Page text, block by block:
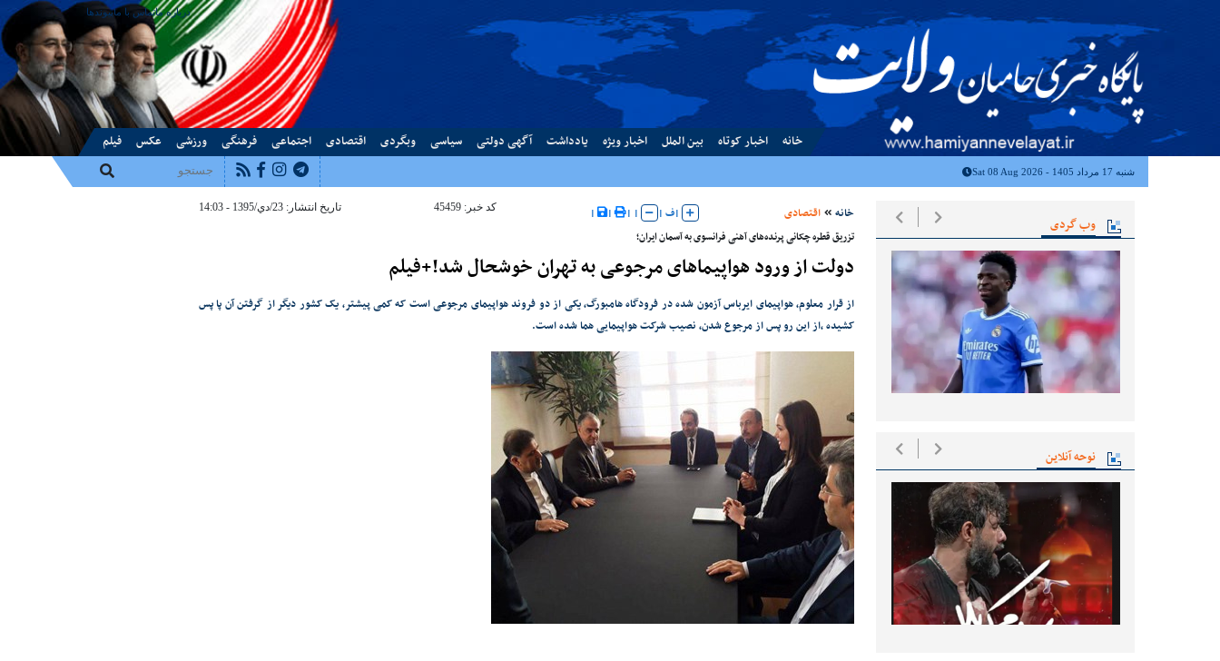
درباره ماتماس با ماپیوندها
خانه اخبار کوتاه بین الملل اخبار ویژه یادداشت آگهی دولتی سیاسی وبگردی اقتصادی اجتماعی فرهنگی ورزشی عکس فیلم
شنبه 17 مرداد 1405 - Sat 08 Aug 2026
وب گردی
نوحه آنلاین
خانه اقتصادی |ف |
|
|
|
| کد خبر: 45459 تاریخ انتشار: 23/دي/1395 - 14:03
تزریق قطره چکانی پرنده‌های آهنی فرانسوی به آسمان ایران؛
دولت از ورود هواپیماهای مرجوعی به تهران خوشحال شد!+فیلم
از قرار معلوم، هواپیمای ایرباس آزمون شده در فرودگاه هامبورگ، یکی از دو فروند هواپیمای مرجوعی است که کمی پیشتر، یک کشور دیگر از گرفتن آن پا پس
کشیده ،از این رو پس از مرجوع شدن، نصیب شرکت هواپیمایی هما شده است.